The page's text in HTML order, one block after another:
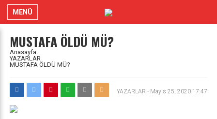
MENÜ
MUSTAFA ÖLDÜ MÜ?
Anasayfa
YAZARLAR
MUSTAFA ÖLDÜ MÜ?
YAZARLAR - Mayıs 25, 2020 17:47